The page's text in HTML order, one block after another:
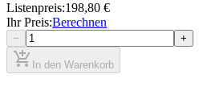
Listenpreis:198,80 €
Ihr Preis:Berechnen
− +
add_shopping_cart In den Warenkorb